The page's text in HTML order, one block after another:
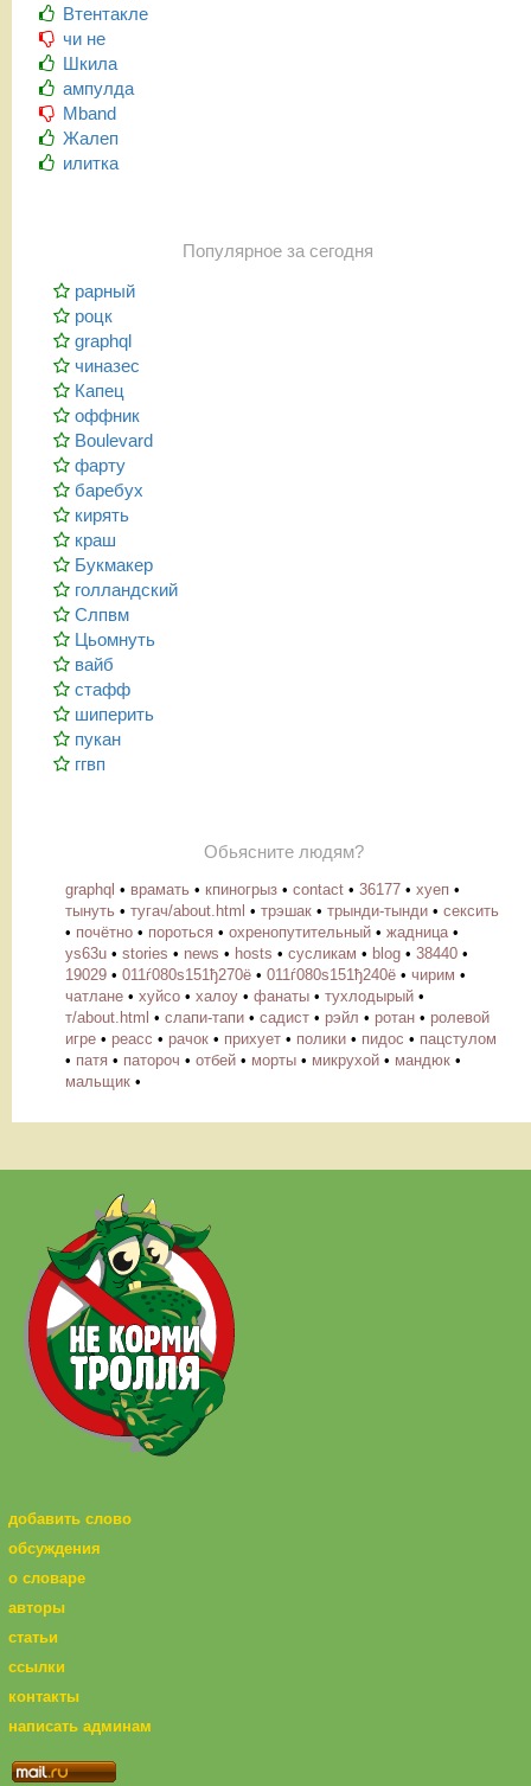
Втентакле
чи не
Шкила
ампулда
Mband
Жалеп
илитка
Популярное за сегодня
рарный
роцк
graphql
чиназес
Капец
оффник
Boulevard
фарту
баребух
кирять
краш
Букмакер
голландский
Слпвм
Цьомнуть
вайб
стафф
шиперить
пукан
ггвп
Обьясните людям?
graphql • врамать • кпиногрыз • contact • 36177 • хуеп •
тынуть • тугач/about.html • трэшак • трынди-тынди • сексить
• почётно • пороться • охренопутительный • жадница•
ys63u • stories • news • hosts • cусликам • blog • 38440 •
19029 • 011ѓ080ѕ151ђ270ё • 011ѓ080ѕ151ђ240ё • чирим •
чатлане • хуйсо • халоу • фанаты • тухлодырый •
т/about.html • слапи-тапи • садист • рэйл • ротан • ролевой
игре • реасс • рачок • прихует • полики • пидос • пацстулом
• патя • патороч • отбей • морты • микрухой • мандюк •
мальщик •
добавить слово
обсуждения
о словаре
авторы
статьи
ссылки
контакты
написать админам